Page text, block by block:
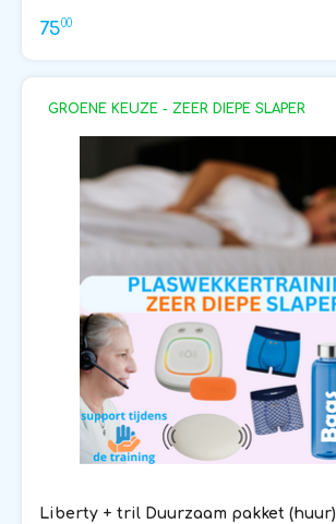
7500
GROENE KEUZE - ZEER DIEPE SLAPER
Liberty + tril Duurzaam pakket (huur)